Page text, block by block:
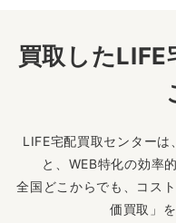
買取した
LIFE宅配買取センター
と、WEB特化の効率
全国どこからでも、コス
価買取」